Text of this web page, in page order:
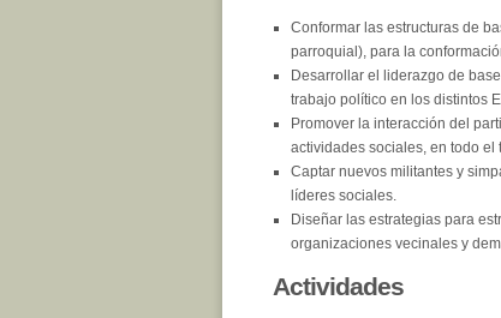
Conformar las estructuras de
parroquial), para la
Desarrollar el liderazgo de
trabajo político en los distintos
Promover la interacción del
actividades sociales, en todo el
Captar nuevos militantes y
líderes sociales.
Diseñar las estrategias para
organizaciones vecinales y
Actividades